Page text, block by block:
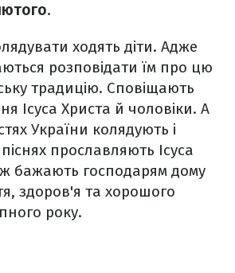
.
ходять діти. Адже
розповідати їм про цю
традицію. Сповіщають
Ісуса Христа й чоловіки. А
України колядують і
прославляють Ісуса
бажають господарям дому
здоров'я та хорошого
року.